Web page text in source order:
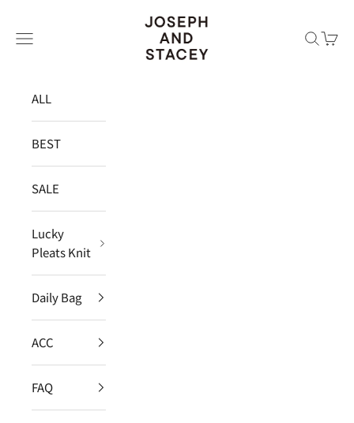
JOSEPH AND STACEY JAPAN
メニュー
検索カー
ALL
BEST
SALE
Lucky
Pleats Knit
Daily Bag
ACC
FAQ